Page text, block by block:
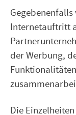
Internetauftritt
der Werbung,
Die